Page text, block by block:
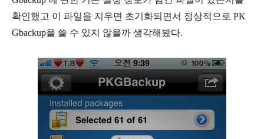
확인했고 이 파일을 지우면 초기화되면서 정상적으로 PK
Gbackup을 쓸 수 있지 않을까 생각해봤다.